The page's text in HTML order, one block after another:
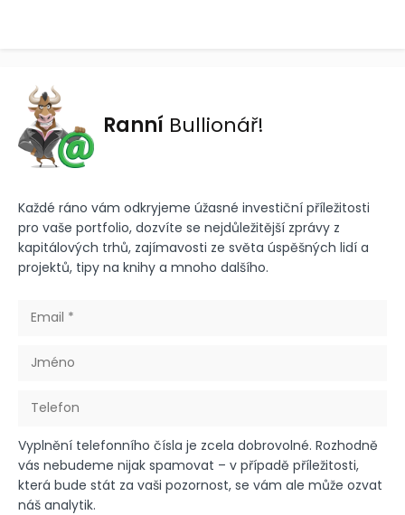
Ranní Bullionář!
Každé ráno vám odkryjeme úžasné investiční příležitosti
pro vaše portfolio, dozvíte se nejdůležitější zprávy z
kapitálových trhů, zajímavosti ze světa úspěšných lidí a
projektů, tipy na knihy a mnoho dalšího.
Vyplnění telefonního čísla je zcela dobrovolné. Rozhodně
vás nebudeme nijak spamovat – v případě příležitosti,
která bude stát za vaši pozornost, se vám ale může ozvat
náš analytik.